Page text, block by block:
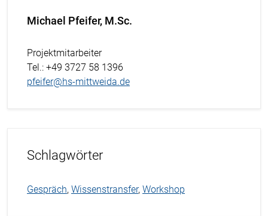
Michael Pfeifer, M.Sc.
Projektmitarbeiter
Tel.: +49 3727 58 1396
pfeifer@hs-mittweida.de
Schlagwörter
Gespräch, Wissenstransfer, Workshop